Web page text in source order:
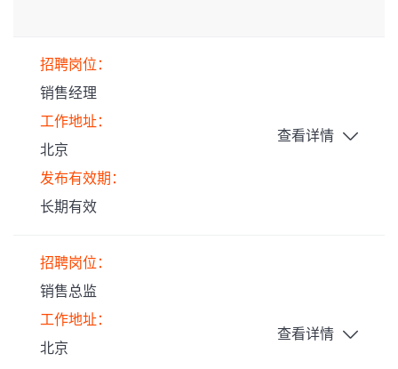
招聘岗位：
销售经理
工作地址：
北京
发布有效期：
长期有效
查看详情
招聘岗位：
销售总监
工作地址：
北京
查看详情